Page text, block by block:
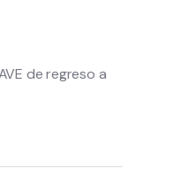
de regreso a